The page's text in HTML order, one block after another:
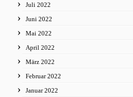
Juli 2022
Juni 2022
Mai 2022
April 2022
März 2022
Februar 2022
Januar 2022